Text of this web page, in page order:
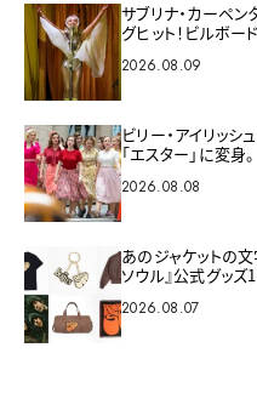
サブリナ・カーペ
グヒット！ビルボ
2026.08.09
ビリー・アイリッシ
「エスター」に変身。
2026.08.08
あのジャケットの文
ソウル』公式グッ
2026.08.07